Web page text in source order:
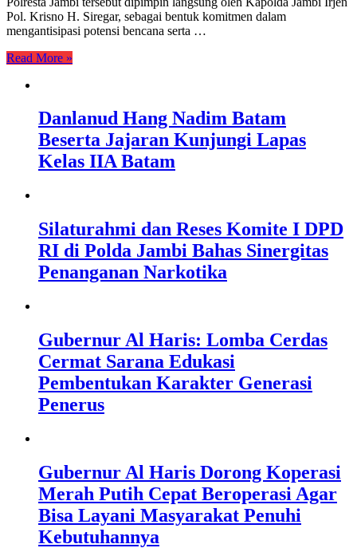
Pol. Krisno H. Siregar, sebagai bentuk komitmen dalam
mengantisipasi potensi bencana serta …
Read More »
Danlanud Hang Nadim Batam
Beserta Jajaran Kunjungi Lapas
Kelas IIA Batam
Silaturahmi dan Reses Komite I DPD
RI di Polda Jambi Bahas Sinergitas
Penanganan Narkotika
Gubernur Al Haris: Lomba Cerdas
Cermat Sarana Edukasi
Pembentukan Karakter Generasi
Penerus
Gubernur Al Haris Dorong Koperasi
Merah Putih Cepat Beroperasi Agar
Bisa Layani Masyarakat Penuhi
Kebutuhannya